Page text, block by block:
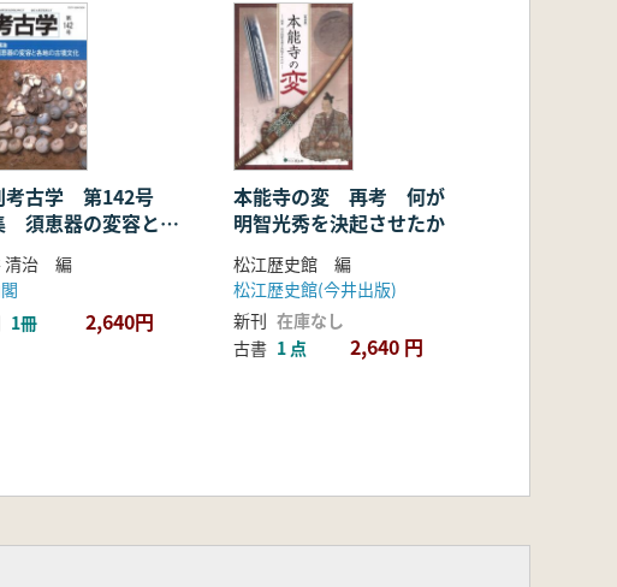
事例を中心に―
川県横須賀市の事例を中心に―
考古学 第142号
須恵器の変容と各
墳文化
清治 編
1冊 2,640円
本能寺の変 再考 何が
明智光秀を決起させたか
松江歴史館 編
松江歴史館(今井出版)
新刊 在庫なし
古書 1 点 2,640 円